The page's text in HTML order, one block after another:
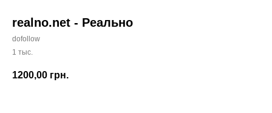
realno.net - Реально
dofollow
1 тыс.
1200,00 грн.